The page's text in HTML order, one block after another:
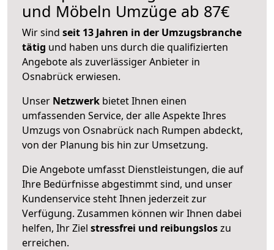
und Möbeln Umzüge ab 87€
Wir sind seit 13 Jahren in der Umzugsbranche
tätig und haben uns durch die qualifizierten
Angebote als zuverlässiger Anbieter in
Osnabrück erwiesen.
Unser Netzwerk bietet Ihnen einen
umfassenden Service, der alle Aspekte Ihres
Umzugs von Osnabrück nach Rumpen abdeckt,
von der Planung bis hin zur Umsetzung.
Die Angebote umfasst Dienstleistungen, die auf
Ihre Bedürfnisse abgestimmt sind, und unser
Kundenservice steht Ihnen jederzeit zur
Verfügung. Zusammen können wir Ihnen dabei
helfen, Ihr Ziel stressfrei und reibungsloszu
erreichen.